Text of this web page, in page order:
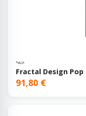
Fractal Design
91,80 €